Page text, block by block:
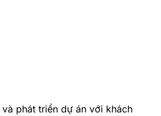
phát triển dự án với khách